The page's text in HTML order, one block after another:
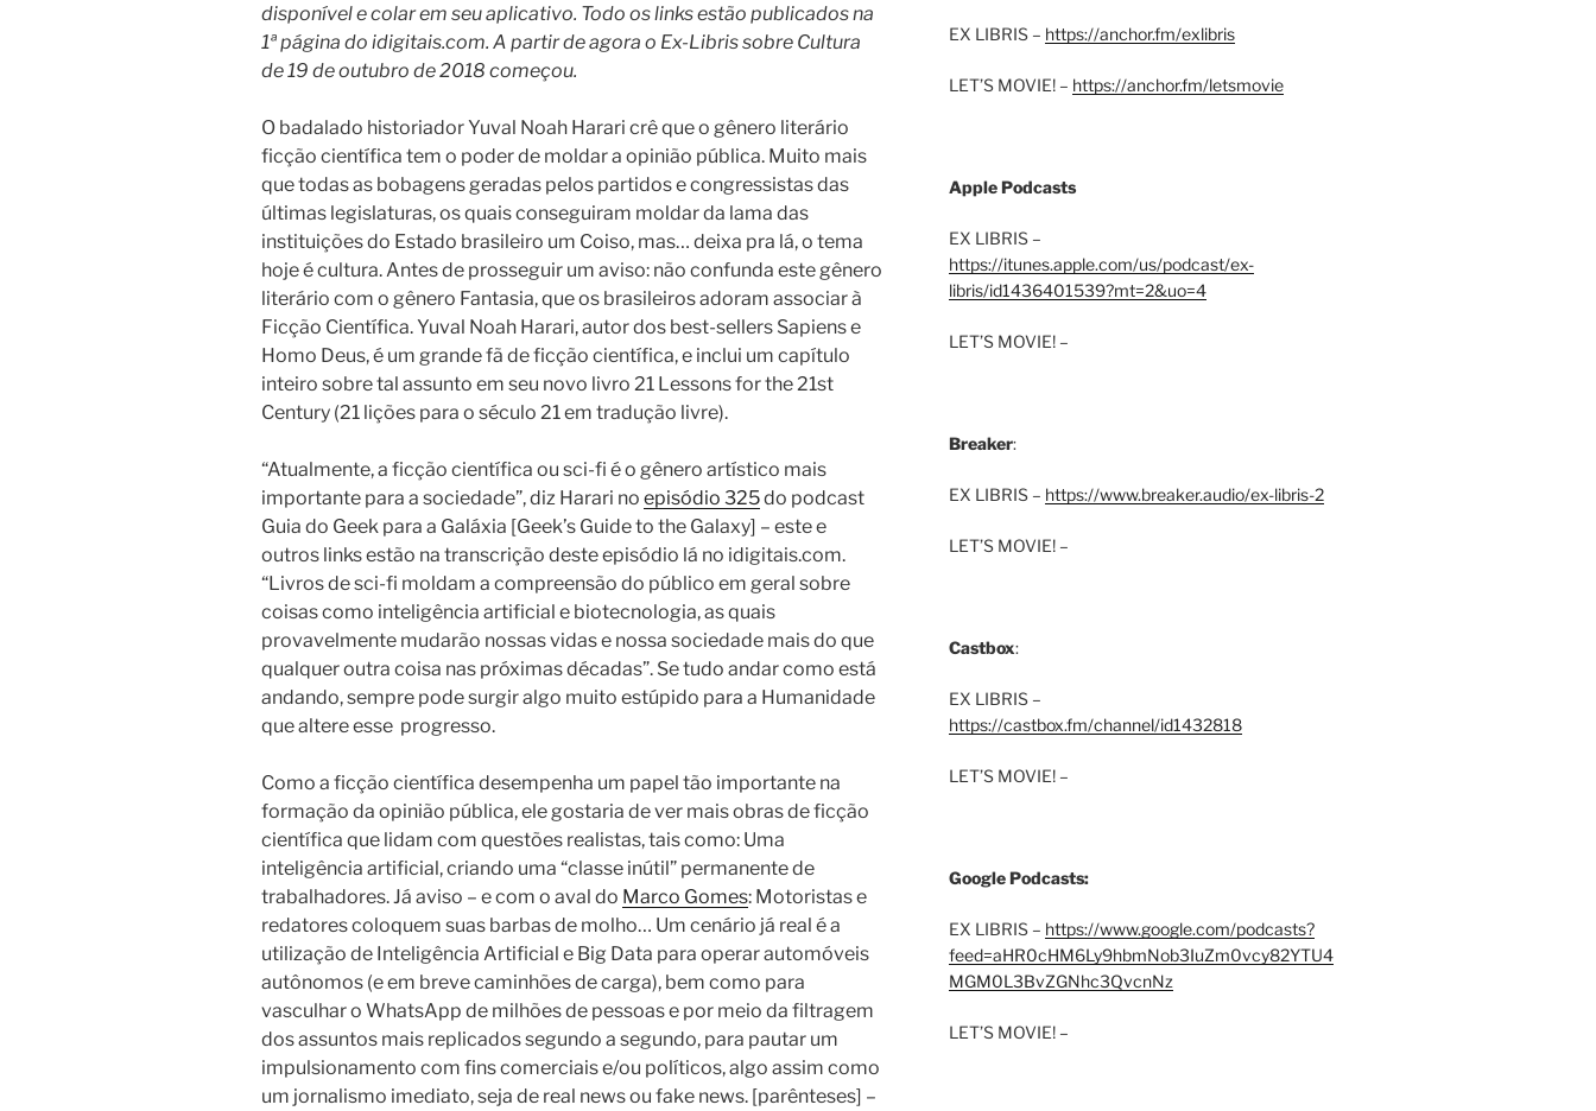
disponível e colar em seu aplicativo. Todo os links estão publicados na
1ª página do idigitais.com. A partir de agora o Ex-Libris sobre Cultura
de 19 de outubro de 2018 começou.
O badalado historiador Yuval Noah Harari crê que o gênero literário
ficção científica tem o poder de moldar a opinião pública. Muito mais
que todas as bobagens geradas pelos partidos e congressistas das
últimas legislaturas, os quais conseguiram moldar da lama das
instituições do Estado brasileiro um Coiso, mas… deixa pra lá, o tema
hoje é cultura. Antes de prosseguir um aviso: não confunda este gênero
literário com o gênero Fantasia, que os brasileiros adoram associar à
Ficção Científica. Yuval Noah Harari, autor dos best-sellers Sapiens e
Homo Deus, é um grande fã de ficção científica, e inclui um capítulo
inteiro sobre tal assunto em seu novo livro 21 Lessons for the 21st
Century (21 lições para o século 21 em tradução livre).
“Atualmente, a ficção científica ou sci-fi é o gênero artístico mais
importante para a sociedade”, diz Harari no episódio 325do podcast
Guia do Geek para a Galáxia [Geek’s Guide to the Galaxy] – este e
outros links estão na transcrição deste episódio lá no idigitais.com.
“Livros de sci-fi moldam a compreensão do público em geral sobre
coisas como inteligência artificial e biotecnologia, as quais
provavelmente mudarão nossas vidas e nossa sociedade mais do que
qualquer outra coisa nas próximas décadas”. Se tudo andar como está
andando, sempre pode surgir algo muito estúpido para a Humanidade
que altere esse progresso.
Como a ficção científica desempenha um papel tão importante na
formação da opinião pública, ele gostaria de ver mais obras de ficção
científica que lidam com questões realistas, tais como: Uma
inteligência artificial, criando uma “classe inútil” permanente de
trabalhadores. Já aviso – e com o aval do Marco Gomes: Motoristas e
redatores coloquem suas barbas de molho… Um cenário já real é a
utilização de Inteligência Artificial e Big Data para operar automóveis
autônomos (e em breve caminhões de carga), bem como para
vasculhar o WhatsApp de milhões de pessoas e por meio da filtragem
dos assuntos mais replicados segundo a segundo, para pautar um
impulsionamento com fins comerciais e/ou políticos, algo assim como
um jornalismo imediato, seja de real news ou fake news. [parênteses] –
EX LIBRIS – https://anchor.fm/exlibris
LET’S MOVIE! – https://anchor.fm/letsmovie
Apple Podcasts
EX LIBRIS –
https://itunes.apple.com/us/podcast/ex-
libris/id1436401539?mt=2&uo=4
LET’S MOVIE! –
Breaker:
EX LIBRIS – https://www.breaker.audio/ex-libris-2
LET’S MOVIE! –
Castbox:
EX LIBRIS –
https://castbox.fm/channel/id1432818
LET’S MOVIE! –
Google Podcasts:
EX LIBRIS – https://www.google.com/podcasts?
feed=aHR0cHM6Ly9hbmNob3IuZm0vcy82YTU4
MGM0L3BvZGNhc3QvcnNz
LET’S MOVIE! –